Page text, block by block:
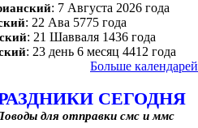
: 7 Августа 2026 года
: 22 Ава 5775 года
: 21 Шавваля 1436 года
: 23 день 6 месяц 4412 года
Больше календарей
СЕГОДНЯ
для отправки смс и ммс